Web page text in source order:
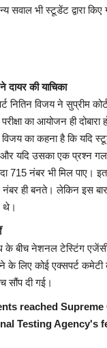
सवाल भी स्टूडेंट द्वारा किए
की याचिका
विजय ने सुप्रीम
का आयोजन ही दोबारा
का कहना है कि यदि
यदि उसका एक प्रश्न गलत
715 नंबर भी मिल पाए।
नंबर ही बनते। लेकिन इस
थे।
के बीच नेशनल टेस्टिंग
के लिए कोई एक्सपर्ट
सौंप दी गई।
reached
Testing Agency's